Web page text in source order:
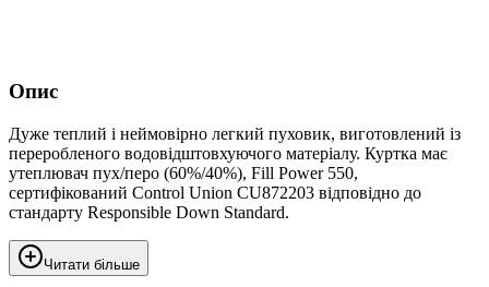
Опис
Дуже теплий і неймовірно легкий пуховик, виготовлений із
переробленого водовідштовхуючого матеріалу. Куртка має
утеплювач пух/перо (60%/40%), Fill Power 550,
сертифікований Control Union CU872203 відповідно до
стандарту Responsible Down Standard.
Читати більше